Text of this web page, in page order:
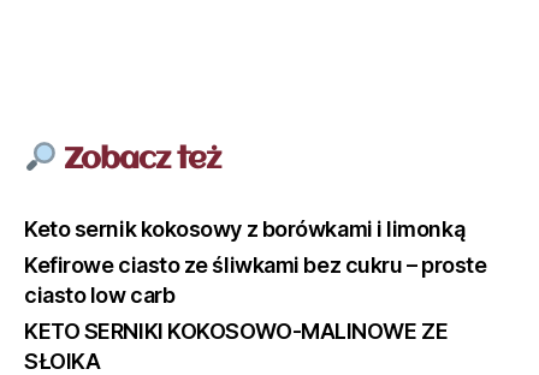
Zobacz też
Keto sernik kokosowy z borówkami i limonką
Kefirowe ciasto ze śliwkami bez cukru – proste
ciasto low carb
KETO SERNIKI KOKOSOWO-MALINOWE ZE
SŁOIKA